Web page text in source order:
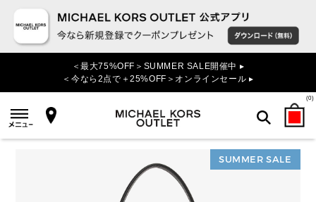
＜最大75%OFF＞SUMMER SALE開催中 ▸
＜今なら2点で＋25%OFF＞オンラインセール ▸
(0)
検索
SUMMER SALE